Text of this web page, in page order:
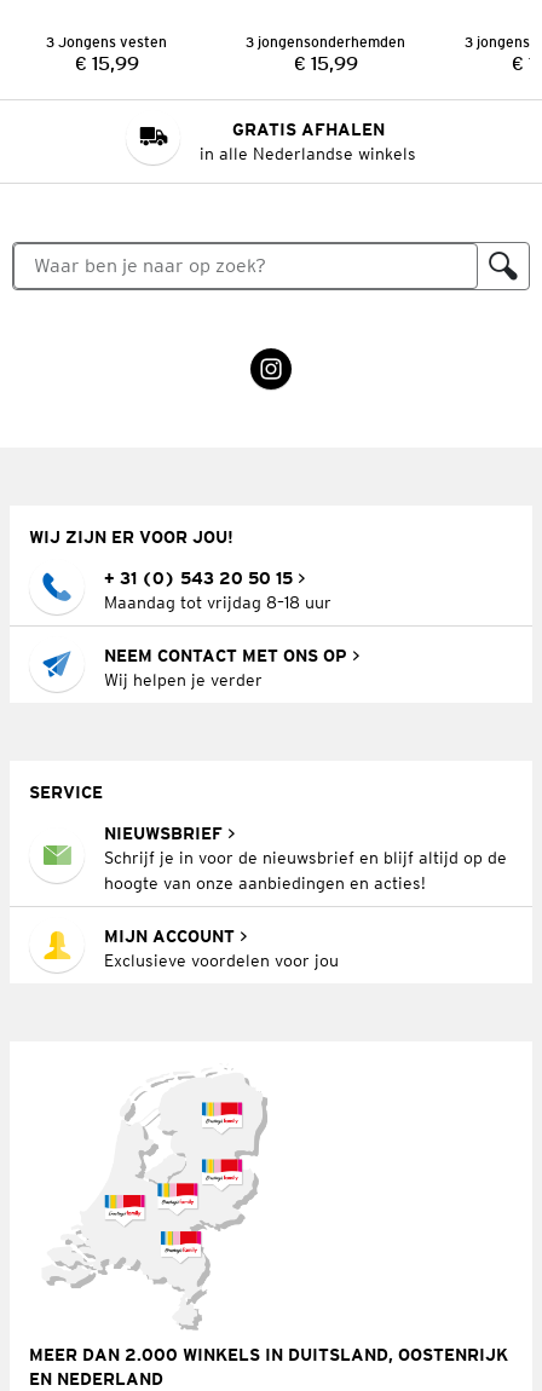
3 Jongens vesten
Prijs:
€ 15,99
3 jongensonderhemden
Prijs:
€ 15,99
3
€
GRATIS AFHALEN
in alle Nederlandse winkels
WIJ ZIJN ER VOOR JOU!
+ 31 (0) 543 20 50 15
Maandag tot vrijdag 8–18 uur
NEEM CONTACT MET ONS OP
Wij helpen je verder
SERVICE
NIEUWSBRIEF
Schrijf je in voor de nieuwsbrief en blijf altijd op de
hoogte van onze aanbiedingen en acties!
MIJN ACCOUNT
Exclusieve voordelen voor jou
MEER DAN 2.000 WINKELS IN DUITSLAND, OOSTENRIJK
EN NEDERLAND